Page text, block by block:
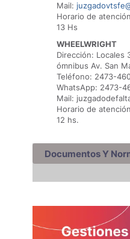
Mail:
Horario de
13 Hs
WHEELWRIGHT
Dirección: Locales
ómnibus Av. San
Teléfono: 2473-
WhatsApp: 2473-
Mail:
Horario de
12 hs.
Documentos Y